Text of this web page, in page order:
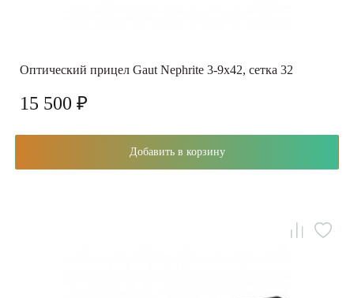
Оптический прицел Gaut Nephrite 3-9x42, сетка 32
15 500 ₽
Добавить в корзину